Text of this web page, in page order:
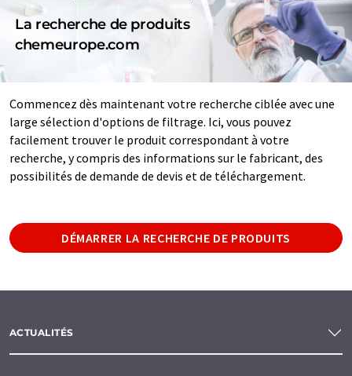
La recherche de produits
chemeurope.com
Commencez dès maintenant votre recherche ciblée avec une
large sélection d'options de filtrage. Ici, vous pouvez
facilement trouver le produit correspondant à votre
recherche, y compris des informations sur le fabricant, des
possibilités de demande de devis et de téléchargement.
DÉMARRER LA RECHERCHE DE PRODUITS
ACTUALITÉS